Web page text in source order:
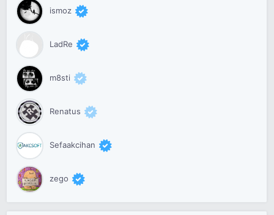
ismoz
LadRe
m8sti
Renatus
Sefaakcihan
zego